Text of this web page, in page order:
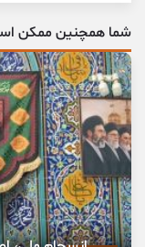
شما همچنین ممکن